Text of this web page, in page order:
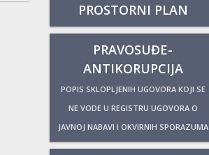
PROSTORNI PLAN
PRAVOSUĐE-
ANTIKORUPCIJA
POPIS SKLOPLJENIH UGOVORA KOJI SE
NE VODE U REGISTRU UGOVORA O
JAVNOJ NABAVI I OKVIRNIH SPORAZUMA